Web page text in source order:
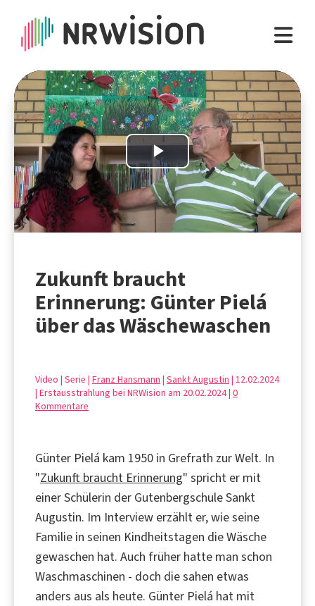
Play
Video
Zukunft braucht
Erinnerung: Günter Pielá
über das Wäschewaschen
Video | Serie | Franz Hansmann | Sankt Augustin | 12.02.2024
| Erstausstrahlung bei NRWision am 20.02.2024 | 0
Kommentare
Günter Pielá kam 1950 in Grefrath zur Welt. In
"Zukunft braucht Erinnerung" spricht er mit
einer Schülerin der Gutenbergschule Sankt
Augustin. Im Interview erzählt er, wie seine
Familie in seinen Kindheitstagen die Wäsche
gewaschen hat. Auch früher hatte man schon
Waschmaschinen - doch die sahen etwas
anders aus als heute. Günter Pielá hat mit